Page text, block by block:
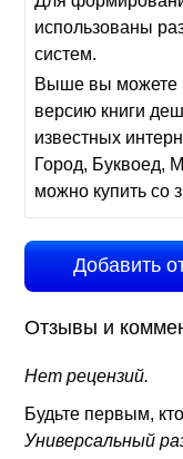
использованы
систем.
Выше вы можете
версию книги
известных
Город, Буквоед,
можно купить со
Добавить
Отзывы и
Нет рецензий.
Будьте первым,
Универсальный